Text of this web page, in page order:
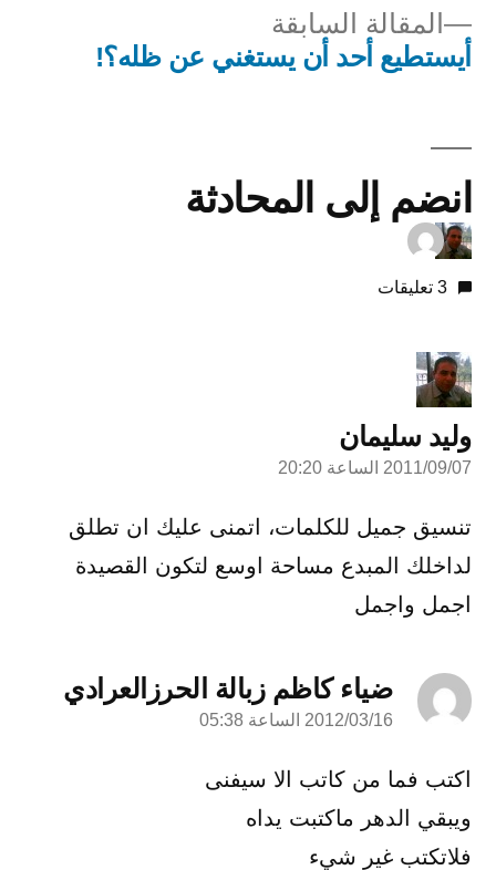
المقالاتالمقالة السابقة
السابقة:
أيستطيع أحد أن يستغني عن ظله؟!
انضم إلى المحادثة
3 تعليقات
وليد سليمان
قال:
2011/09/07 الساعة 20:20
تنسيق جميل للكلمات، اتمنى عليك ان تطلق
لداخلك المبدع مساحة اوسع لتكون القصيدة
اجمل واجمل
ضياء كاظم زبالة الحرزالعرادي
قال:
2012/03/16 الساعة 05:38
اكتب فما من كاتب الا سيفنى
ويبقي الدهر ماكتبت يداه
فلاتكتب غير شيء